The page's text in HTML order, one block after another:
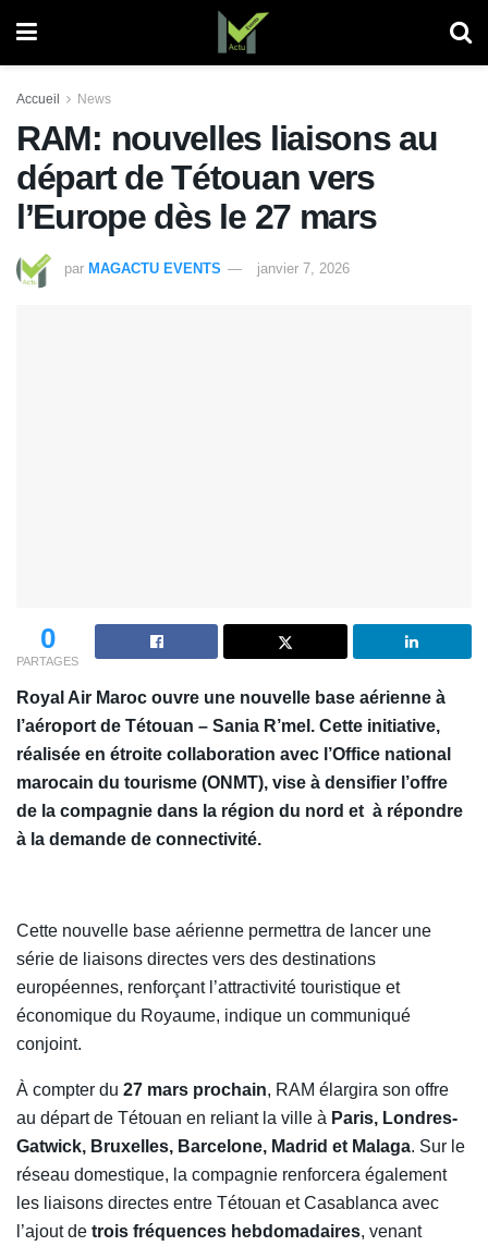
Accueil News
RAM: nouvelles liaisons au
départ de Tétouan vers
l’Europe dès le 27 mars
par MAGACTU EVENTS janvier 7, 2026
0
PARTAGES
Royal Air Maroc ouvre une nouvelle base aérienne à
l’aéroport de Tétouan – Sania R’mel. Cette initiative,
réalisée en étroite collaboration avec l’Office national
marocain du tourisme (ONMT), vise à densifier l’offre
de la compagnie dans la région du nord et à répondre
à la demande de connectivité.
Cette nouvelle base aérienne permettra de lancer une
série de liaisons directes vers des destinations
européennes, renforçant l’attractivité touristique et
économique du Royaume, indique un communiqué
conjoint.
À compter du 27 mars prochain, RAM élargira son offre
au départ de Tétouan en reliant la ville à Paris, Londres-
Gatwick, Bruxelles, Barcelone, Madrid et Malaga. Sur le
réseau domestique, la compagnie renforcera également
les liaisons directes entre Tétouan et Casablanca avec
l’ajout de trois fréquences hebdomadaires, venant